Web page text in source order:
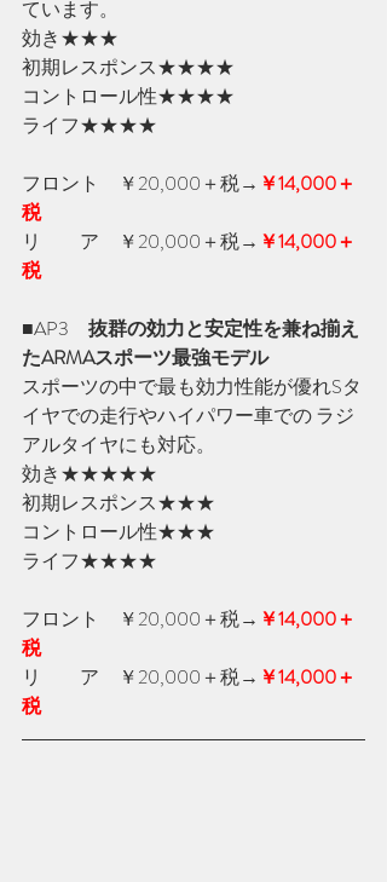
ています。
効き★★★
初期レスポンス★★★★
コントロール性★★★★
ライフ★★★★
フロント　￥20,000＋税→ ￥14,000＋
税
リ　　ア　￥20,000＋税→ ￥14,000＋
税
■AP3 抜群の効力と安定性を兼ね揃え
たARMAスポーツ最強モデル
スポーツの中で最も効力性能が優れSタ
イヤでの走行やハイパワー車での ラジ
アルタイヤにも対応。
効き★★★★★
初期レスポンス★★★
コントロール性★★★
ライフ★★★★
フロント　￥20,000＋税→ ￥14,000＋
税
リ　　ア　￥20,000＋税→ ￥14,000＋
税